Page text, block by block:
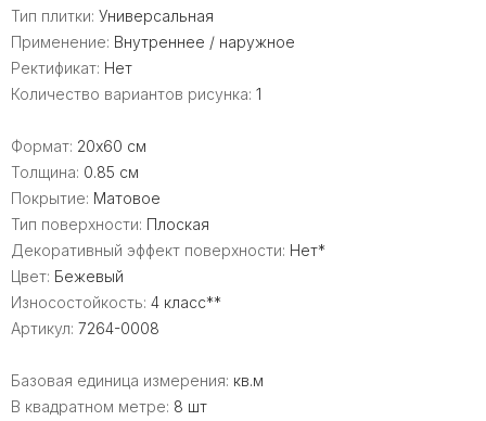
Тип плитки: Универсальная
Применение: Внутреннее / наружное
Ректификат: Нет
Количество вариантов рисунка: 1
Формат: 20x60 см
Толщина: 0.85 см
Покрытие: Матовое
Тип поверхности: Плоская
Декоративный эффект поверхности: Нет*
Цвет: Бежевый
Износостойкость: 4 класс**
Артикул: 7264-0008
Базовая единица измерения: кв.м
В квадратном метре: 8 шт